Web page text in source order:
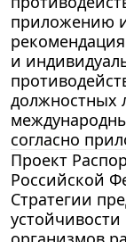
приложению
и
должностных
согласно
Проект
Российской
Стратегии